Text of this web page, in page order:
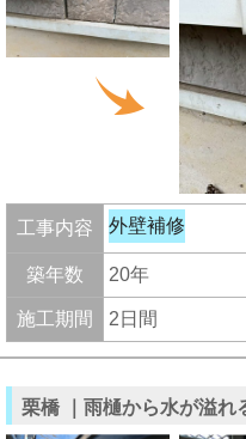
工事内容 外壁補修
築年数 20年
施工期間 2日間
栗橋 ｜雨樋から水が溢れ